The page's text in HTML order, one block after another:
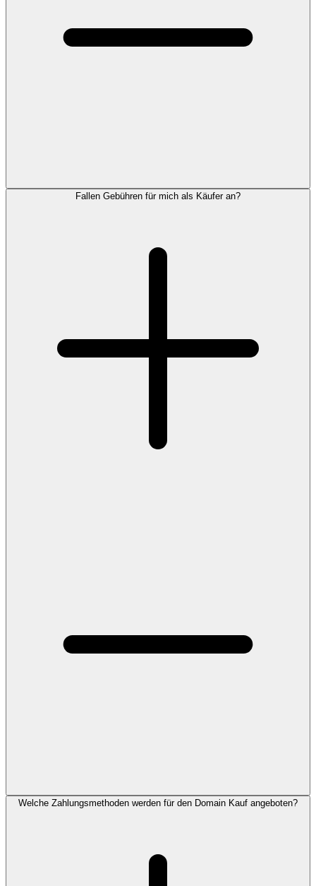
Fallen Gebühren für mich als Käufer an?
Welche Zahlungsmethoden werden für den Domain Kauf angeboten?